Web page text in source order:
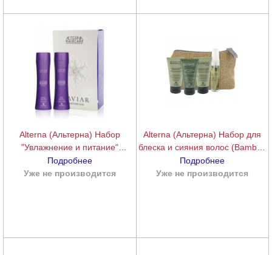
Alterna (Альтерна) Набор
"Увлажнение и питание"
(Шампунь+Кондиционер) (Caviar
Moisture Duo), 500 мл.подробнее
Подробнее
Уже не производится
Alterna (Альтерна) Набор для
блеска и сияния волос (Bamboo
Shine On-the-Go Travel Kit),
40+40+40+25 мл.подробнее
Подробнее
Уже не производится